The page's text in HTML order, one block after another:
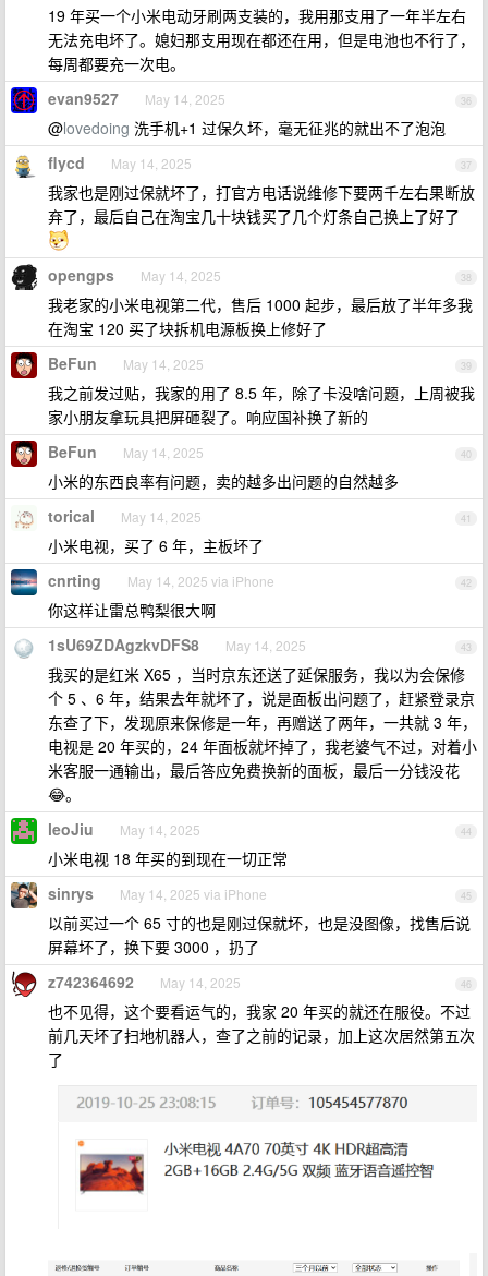
19 年买一个小米电动牙刷两支装的，我用那支用了一年半左右
无法充电坏了。媳妇那支用现在都还在用，但是电池也不行了，
每周都要充一次电。
36
evan9527 May 14, 2025
@lovedoing 洗手机+1 过保久坏，毫无征兆的就出不了泡泡
37
flycd May 14, 2025
我家也是刚过保就坏了，打官方电话说维修下要两千左右果断放
弃了，最后自己在淘宝几十块钱买了几个灯条自己换上了好了
38
opengps May 14, 2025
我老家的小米电视第二代，售后 1000 起步，最后放了半年多我
在淘宝 120 买了块拆机电源板换上修好了
39
BeFun May 14, 2025
我之前发过贴，我家的用了 8.5 年，除了卡没啥问题，上周被我
家小朋友拿玩具把屏砸裂了。响应国补换了新的
40
BeFun May 14, 2025
小米的东西良率有问题，卖的越多出问题的自然越多
41
torical May 14, 2025
小米电视，买了 6 年，主板坏了
42
cnrting May 14, 2025 via iPhone
你这样让雷总鸭梨很大啊
43
1sU69ZDAgzkvDFS8 May 14, 2025
我买的是红米 X65 ，当时京东还送了延保服务，我以为会保修
个 5 、6 年，结果去年就坏了，说是面板出问题了，赶紧登录京
东查了下，发现原来保修是一年，再赠送了两年，一共就 3 年，
电视是 20 年买的，24 年面板就坏掉了，我老婆气不过，对着小
米客服一通输出，最后答应免费换新的面板，最后一分钱没花
😂。
44
leoJiu May 14, 2025
小米电视 18 年买的到现在一切正常
45
sinrys May 14, 2025 via iPhone
以前买过一个 65 寸的也是刚过保就坏，也是没图像，找售后说
屏幕坏了，换下要 3000 ，扔了
46
z742364692 May 14, 2025
也不见得，这个要看运气的，我家 20 年买的就还在服役。不过
前几天坏了扫地机器人，查了之前的记录，加上这次居然第五次
了